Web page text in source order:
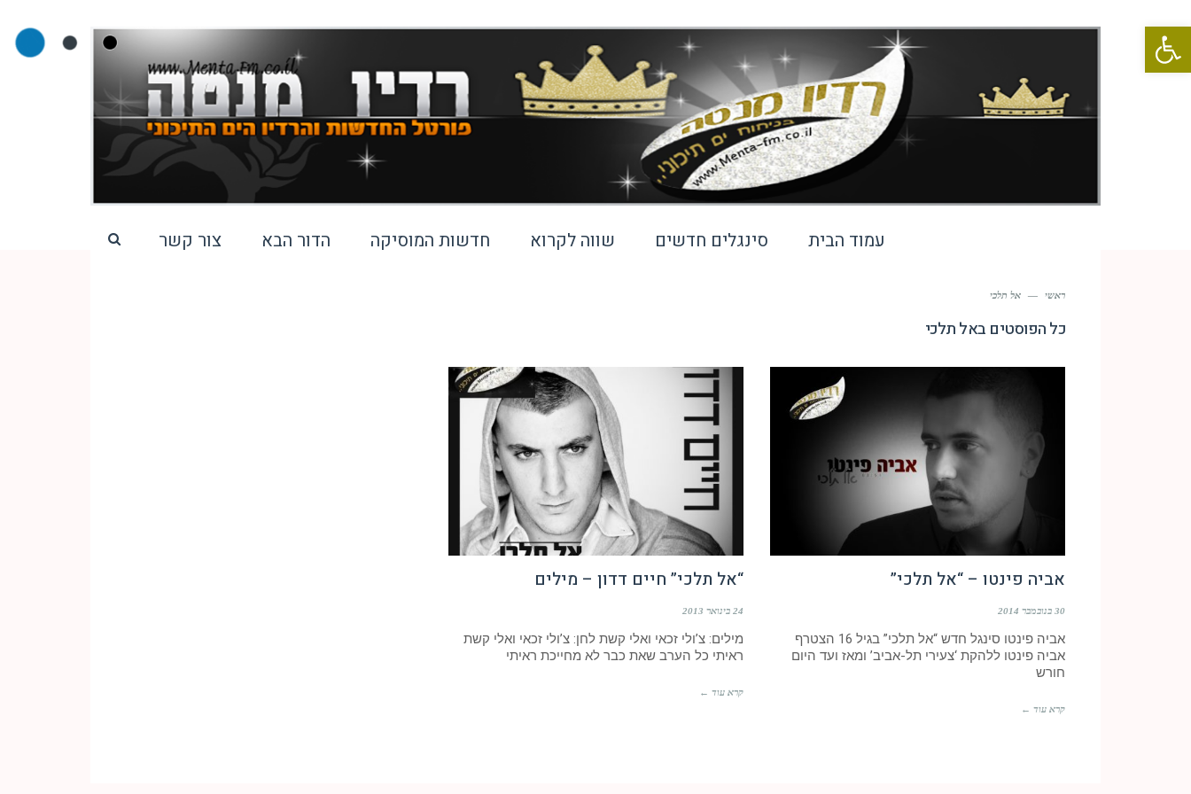
פתח סרגל נגישות
עמוד הבית סינגלים חדשים שווה לקרוא חדשות המוסיקה הדור הבא צור קשר
ראשי — אל תלכי
כל הפוסטים באל תלכי
אביה פינטו – “אל תלכי”
30 בנובמבר 2014
אביה פינטו סינגל חדש “אל תלכי” בגיל 16 הצטרף
אביה פינטו ללהקת ‘צעירי תל-אביב’ ומאז ועד היום
חורש
קרא עוד ←
“אל תלכי” חיים דדון – מילים
24 בינואר 2013
מילים: צ’ולי זכאי ואלי קשת לחן: צ’ולי זכאי ואלי קשת
ראיתי כל הערב שאת כבר לא מחייכת ראיתי
קרא עוד ←